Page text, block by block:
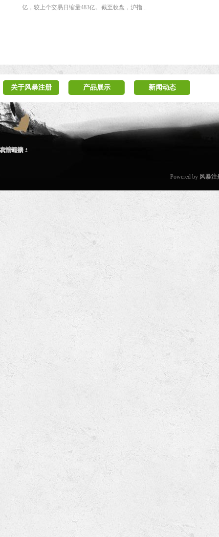
亿，较上个交易日缩量483亿。截至收盘，沪指...
关于风暴注册 产品展示 新闻动态
友情链接：
Powered by 风暴注